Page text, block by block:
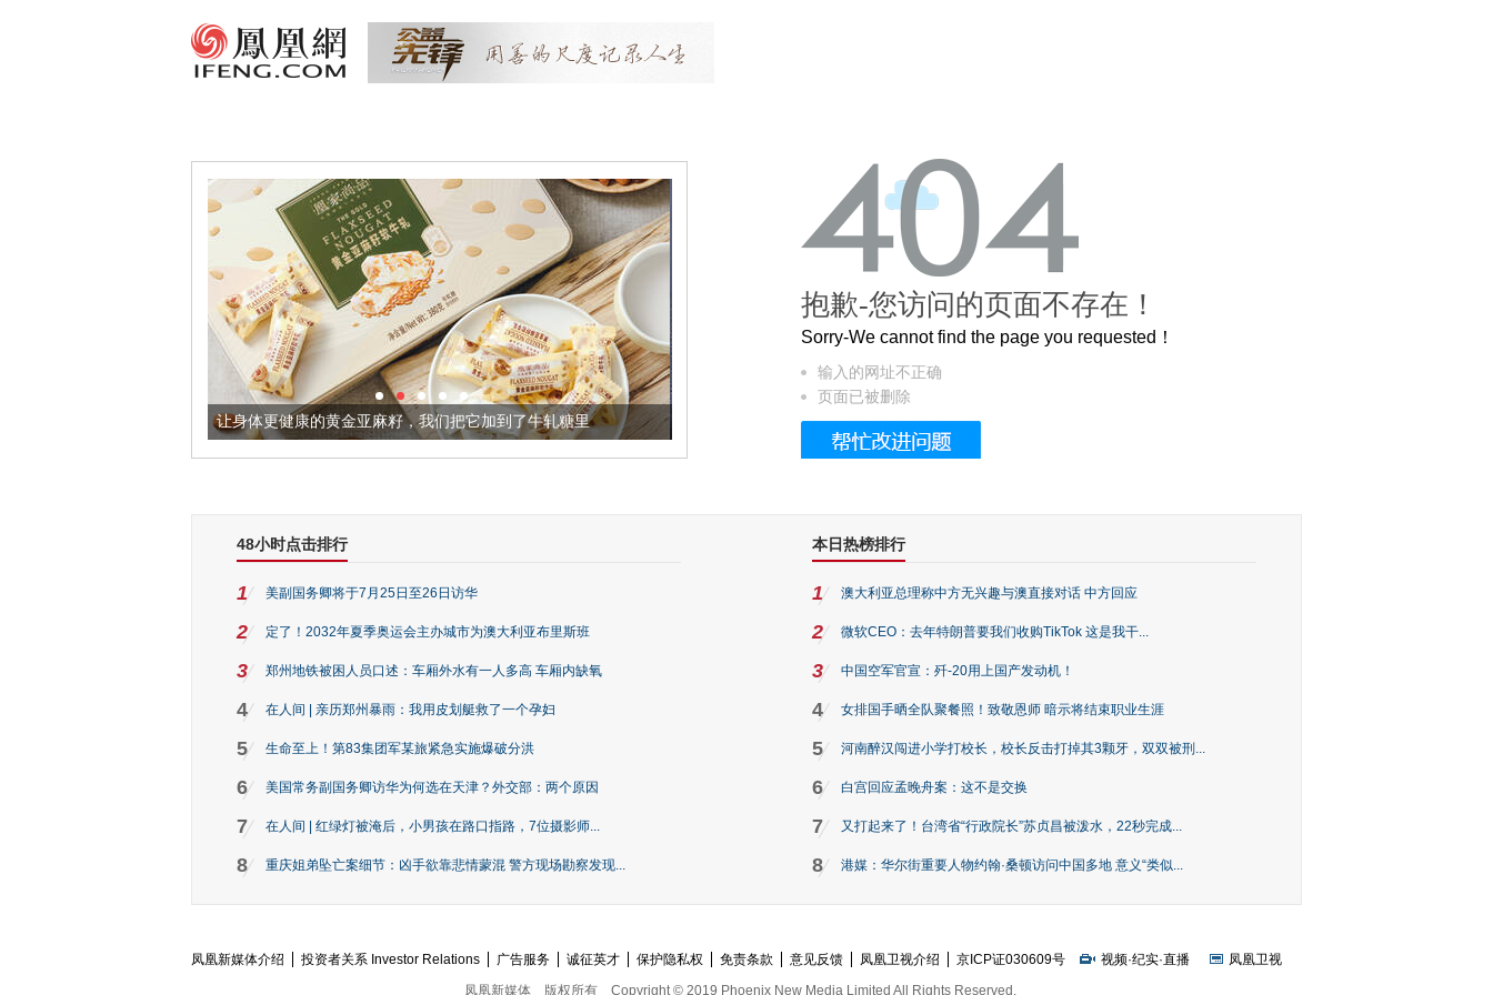
让身体更健康的黄金亚麻籽，我们把它加到了牛轧糖里 被列入佛家七宝的它到底有多美？
抱歉-您访问的页面不存在！
Sorry-We cannot find the page you requested！
输入的网址不正确
页面已被删除
48小时点击排行
1 美副国务卿将于7月25日至26日访华
2 定了！2032年夏季奥运会主办城市为澳大利亚布里斯班
3 郑州地铁被困人员口述：车厢外水有一人多高 车厢内缺氧
4 在人间 | 亲历郑州暴雨：我用皮划艇救了一个孕妇
5 生命至上！第83集团军某旅紧急实施爆破分洪
6 美国常务副国务卿访华为何选在天津？外交部：两个原因
7 在人间 | 红绿灯被淹后，小男孩在路口指路，7位摄影师...
8 重庆姐弟坠亡案细节：凶手欲靠悲情蒙混 警方现场勘察发现...
本日热榜排行
1 澳大利亚总理称中方无兴趣与澳直接对话 中方回应
2 微软CEO：去年特朗普要我们收购TikTok 这是我干...
3 中国空军官宣：歼-20用上国产发动机！
4 女排国手晒全队聚餐照！致敬恩师 暗示将结束职业生涯
5 河南醉汉闯进小学打校长，校长反击打掉其3颗牙，双双被刑...
6 白宫回应孟晚舟案：这不是交换
7 又打起来了！台湾省“行政院长”苏贞昌被泼水，22秒完成...
8 港媒：华尔街重要人物约翰·桑顿访问中国多地 意义“类似...
凤凰新媒体介绍 投资者关系 Investor Relations 广告服务 诚征英才 保护隐私权 免责条款 意见反馈 凤凰卫视介绍 京ICP证030609号 视频·纪实·直播
凤凰卫视
凤凰新媒体
版权所有 Copyright © 2019 Phoenix New Media Limited All Rights Reserved.